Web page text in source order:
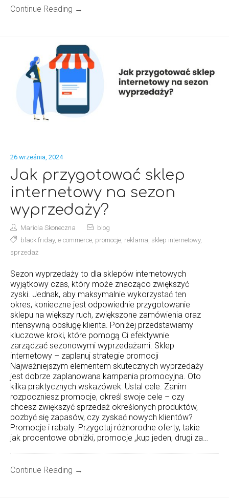
Continue Reading →
26 września, 2024
Jak przygotować sklep
internetowy na sezon
wyprzedaży?
Mariola Skoneczna
blog
black friday, e-commerce, promocje, reklama sklep internetowy,
sprzedaż
Sezon wyprzedaży to dla sklepów internetowych
wyjątkowy czas, który może znacząco zwiększyć
zyski. Jednak, aby maksymalnie wykorzystać ten
okres, konieczne jest odpowiednie przygotowanie
sklepu na większy ruch, zwiększone zamówienia oraz
intensywną obsługę klienta. Poniżej przedstawiamy
kluczowe kroki, które pomogą Ci efektywnie
zarządzać sezonowymi wyprzedażami. Sklep
internetowy – zaplanuj strategie promocji
Najważniejszym elementem skutecznych wyprzedaży
jest dobrze zaplanowana kampania promocyjna. Oto
kilka praktycznych wskazówek: Ustal cele. Zanim
rozpoczniesz promocje, określ swoje cele – czy
chcesz zwiększyć sprzedaż określonych produktów,
pozbyć się zapasów, czy zyskać nowych klientów?
Promocje i rabaty. Przygotuj różnorodne oferty, takie
jak procentowe obniżki, promocje „kup jeden, drugi za…
Continue Reading →